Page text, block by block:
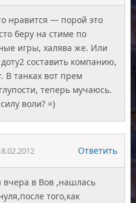
нравится — порой это
беру на стиме по
игры, халява же. Или
доту2 составить компанию,
В танках вот прем
теперь мучаюсь.
воли? =)
Ответить
вчера в Вов ,нашлась
того,как